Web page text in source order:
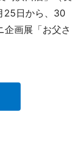
25日から、30
画展「お父さ